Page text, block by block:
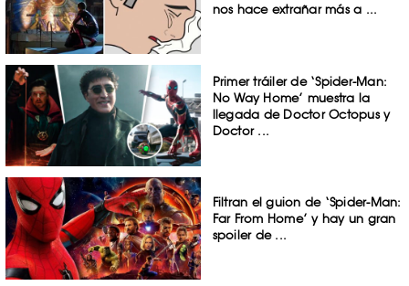
nos hace extrañar más a ...
Primer tráiler de ‘Spider-Man:
No Way Home’ muestra la
llegada de Doctor Octopus y
Doctor ...
Filtran el guion de ‘Spider-Man:
Far From Home’ y hay un gran
spoiler de ...